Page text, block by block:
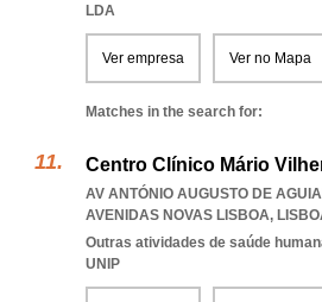
LDA
Ver empresa Ver no Mapa
Matches in the search for:
Centro Clínico Mário
AV ANTÓNIO AUGUSTO DE
AVENIDAS NOVAS LISBOA,
Outras atividades de saúde
UNIP